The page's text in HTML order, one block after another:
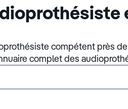
compétent près
complet des